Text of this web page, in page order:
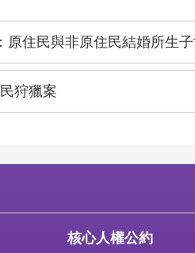
原住民與非原住民結婚所生
狩獵案
核心人權公約